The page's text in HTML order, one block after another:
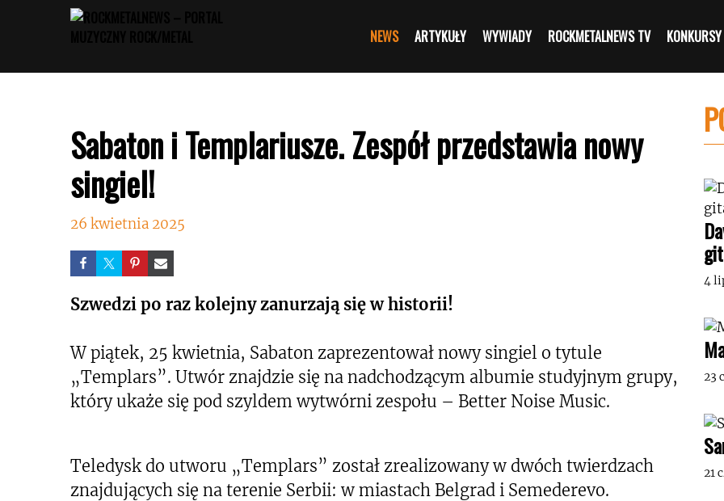
NEWS ARTYKUŁY WYWIADY ROCKMETALNEWS TV KONKURSY
Sabaton i Templariusze. Zespół przedstawia nowy
singiel!
26 kwietnia 2025
Szwedzi po raz kolejny zanurzają się w historii!
W piątek, 25 kwietnia, Sabaton zaprezentował nowy singiel o tytule
„Templars”. Utwór znajdzie się na nadchodzącym albumie studyjnym grupy,
który ukaże się pod szyldem wytwórni zespołu – Better Noise Music.
Teledysk do utworu „Templars” został zrealizowany w dwóch twierdzach
znajdujących się na terenie Serbii: w miastach Belgrad i Semederevo.
4
23
21